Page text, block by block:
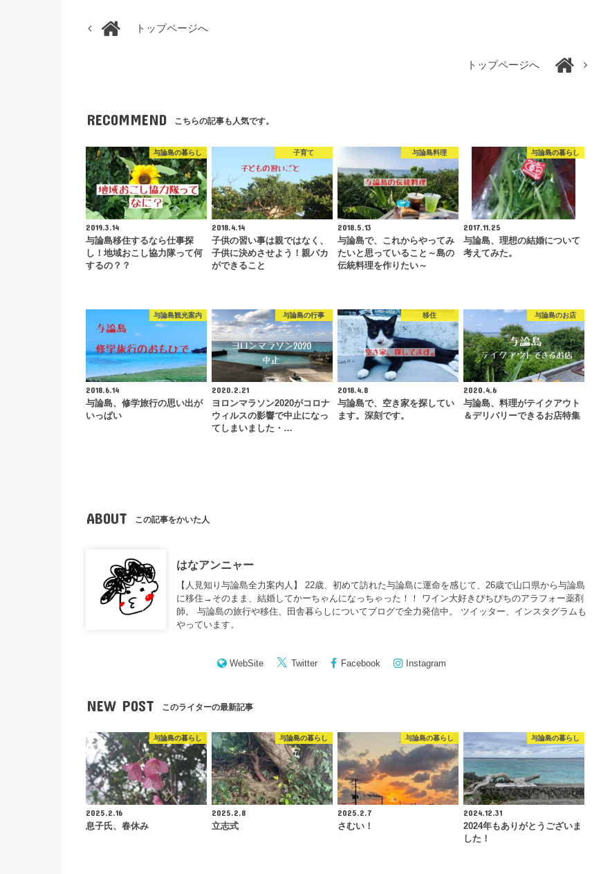
トップページへ
トップページへ
RECOMMEND こちらの記事も人気です。
与論島の暮らし
2019.3.14
与論島移住するなら仕事探
し！地域おこし協力隊って何
するの？？
子育て
2018.4.14
子供の習い事は親ではなく、
子供に決めさせよう！親バカ
ができること
与論島料理
2018.5.13
与論島で、これからやってみ
たいと思っていること～島の
伝統料理を作りたい～
与論島の暮らし
2017.11.25
与論島、理想の結婚について
考えてみた。
与論島観光案内
2018.6.14
与論島、修学旅行の思い出が
いっぱい
与論島の行事
2020.2.21
ヨロンマラソン2020がコロナ
ウィルスの影響で中止になっ
てしまいました・…
移住
2018.4.8
与論島で、空き家を探してい
ます。深刻です。
与論島のお店
2020.4.6
与論島、料理がテイクアウト
＆デリバリーできるお店特集
ABOUT この記事をかいた人
はなアンニャー
【人見知り与論島全力案内人】 22歳、初めて訪れた与論島に運命を感じて、26歳で山口県から与論島
に移住→そのまま、結婚してかーちゃんになっちゃった！！ ワイン大好きぴちぴちのアラフォー薬剤
師。 与論島の旅行や移住、田舎暮らしについてブログで全力発信中。 ツイッター、インスタグラムも
やっています。
WebSite Twitter Facebook Instagram
NEW POST このライターの最新記事
与論島の暮らし
2025.2.16
息子氏、春休み
与論島の暮らし
2025.2.8
立志式
与論島の暮らし
2025.2.7
さむい！
与論島の暮らし
2024.12.31
2024年もありがとうございま
した！